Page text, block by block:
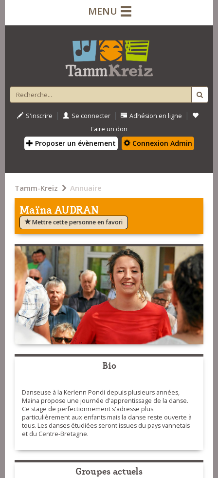
MENU
S'inscrire | Se connecter | Adhésion en ligne |
Faire un don
Proposer un évènement Connexion Admin
Tamm-Kreiz Annuaire
Maïna AUDRAN
Mettre cette personne en favori
Bio
Danseuse à la Kerlenn Pondi depuis plusieurs années,
Maina propose une journée d'apprentissage de la danse.
Ce stage de perfectionnement s'adresse plus
particulièrement aux enfants mais la danse reste ouverte à
tous. Les danses étudiées seront issues du pays vannetais
et du Centre-Bretagne.
Groupes actuels